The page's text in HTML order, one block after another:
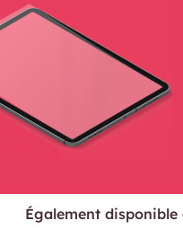
Également